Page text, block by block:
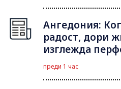
Ангедония:
радост, дори
изглежда
преди 1 час